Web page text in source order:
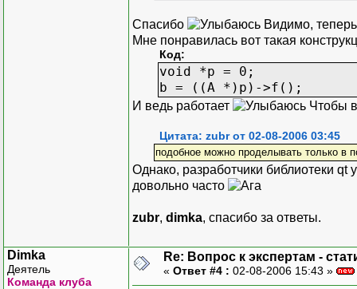
Спасибо
Видимо,
Мне понравилась вот такая
Код:
void *p = 0;
b = ((A *)p)->f();
И ведь работает Чтобы
Цитата: zubr от 02-08-2006 03:45
подобное можно проделывать только в
Однако, разработчики библиотеки qt
довольно часто
zubr, dimka, спасибо за ответы.
Dimka
Деятель
Команда клуба
Re: Вопрос к экспертам -
« Ответ #4 : 02-08-2006 15:43 »